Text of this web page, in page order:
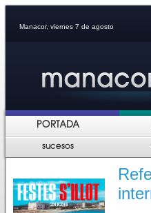
Manacor, viernes 7 de agosto